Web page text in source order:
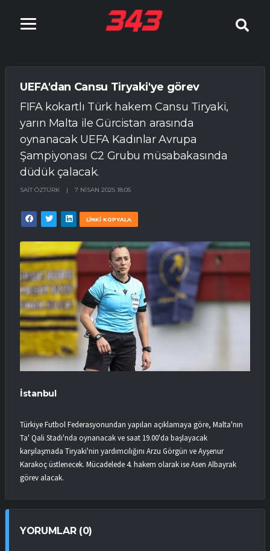
UEFA'dan Cansu Tiryaki'ye görev
FIFA kokartlı Türk hakem Cansu Tiryaki,
yarın Malta ile Gürcistan arasında
oynanacak UEFA Kadınlar Avrupa
Şampiyonası C2 Grubu müsabakasında
düdük çalacak.
SAIT ÖZTÜRK | 7 NISAN 2025 18:05
LİNKİ KOPYALA
İstanbul
Türkiye Futbol Federasyonundan yapılan açıklamaya göre, Malta'nın
Ta' Qali Stadı'nda oynanacak ve saat 19.00'da başlayacak
karşılaşmada Tiryaki'nin yardımcılığını Arzu Görgün ve Ayşenur
Karakoç üstlenecek. Mücadelede 4. hakem olarak ise Asen Albayrak
görev alacak.
YORUMLAR (0)